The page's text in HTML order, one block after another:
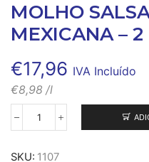
MOLHO
MEXICANA – 2
€17,96 IVA Incluído
€8,98 /l
Quantidade
Molho
SKU: 1107